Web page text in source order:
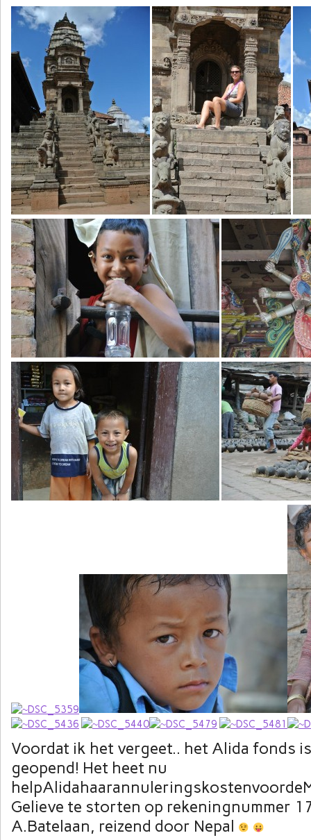
Voordat ik het vergeet.. het Alida fonds
geopend! Het heet nu
Gelieve te storten op rekeningnummer
A.Batelaan, reizend door Nepal